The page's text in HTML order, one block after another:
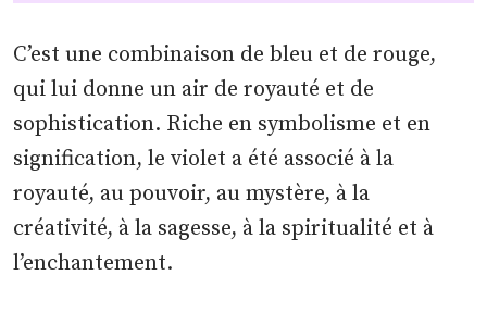
C’est une combinaison de bleu et de rouge,
qui lui donne un air de royauté et de
sophistication. Riche en symbolisme et en
signification, le violet a été associé à la
royauté, au pouvoir, au mystère, à la
créativité, à la sagesse, à la spiritualité et à
l’enchantement.